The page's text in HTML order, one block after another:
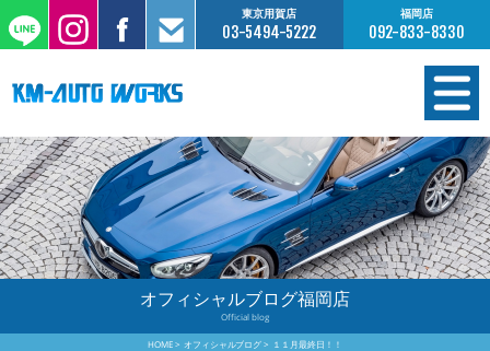
東京用賀店
03-5494-5222
福岡店
092-833-8330
在庫情報
オーダー販売
工場サービス
保証について
オフィシャルブログ福岡店
Official blog
HOME オフィシャルブログ １１月最終日！！